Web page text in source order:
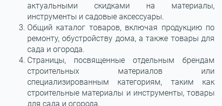
актуальными скидками на материалы,
инструменты и садовые аксессуары.
Общий каталог товаров, включая продукцию по
ремонту, обустройству дома, а также товары для
сада и огорода.
Страницы, посвященные отдельным брендам
строительных материалов или
специализированным категориям, таким как
строительные материалы и инструменты, товары
для сада и огорода.